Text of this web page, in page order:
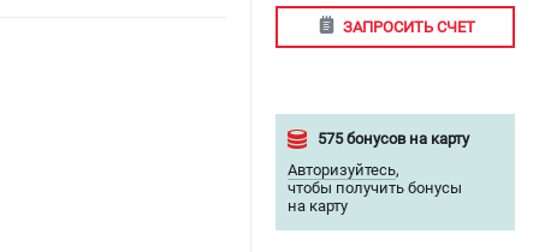
ЗАПРОСИТЬ СЧЕТ
575 бонусов на карту
Авторизуйтесь,
чтобы получить бонусы
на карту